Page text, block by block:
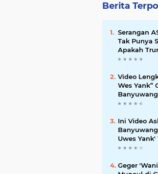
Berita
Serangan
Tak Punya
Apakah
Putus Asa?
Video
Wes Yank”
Ini Video
Uwes Yank'
Pemeran
Geger